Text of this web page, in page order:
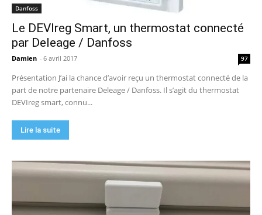
Danfoss
Le DEVIreg Smart, un thermostat connecté
par Deleage / Danfoss
Damien - 6 avril 2017 97
Présentation J’ai la chance d’avoir reçu un thermostat connecté de la
part de notre partenaire Deleage / Danfoss. Il s’agit du thermostat
DEVIreg smart, connu...
Lire la suite